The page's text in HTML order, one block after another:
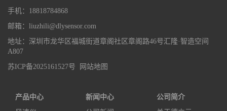
手机：18818784868
邮箱：liuzhili@dlysensor.com
地址：深圳市龙华区福城街道章阁社区章阁路46号汇隆·智造空间
A807
苏ICP备2025161527号
网站地图
产品中心
新闻中心
公司简介